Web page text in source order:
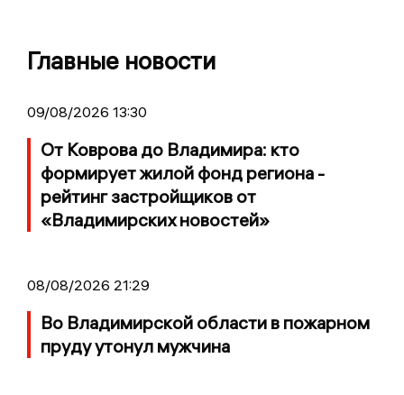
Главные новости
09/08/2026 13:30
От Коврова до Владимира: кто
формирует жилой фонд региона -
рейтинг застройщиков от
«Владимирских новостей»
08/08/2026 21:29
Во Владимирской области в пожарном
пруду утонул мужчина